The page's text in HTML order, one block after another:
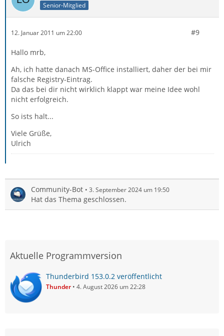
Senior-Mitglied
12. Januar 2011 um 22:00 #9
Hallo mrb,
Ah, ich hatte danach MS-Office installiert, daher der bei mir
falsche Registry-Eintrag.
Da das bei dir nicht wirklich klappt war meine Idee wohl
nicht erfolgreich.
So ists halt...
Viele Grüße,
Ulrich
Community-Bot 3. September 2024 um 19:50
Hat das Thema geschlossen.
Aktuelle Programmversion
Thunderbird 153.0.2 veröffentlicht
Thunder 4. August 2026 um 22:28